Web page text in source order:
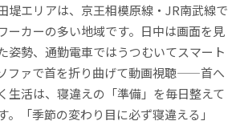
堤エリアは、京王相模原線・JR南武線で
ーカーの多い地域です。日中は画面を見
姿勢、通勤電車ではうつむいてスマート
ファで首を折り曲げて動画視聴——首へ
生活は、寝違えの「準備」を毎日整えて
。「季節の変わり目に必ず寝違える」